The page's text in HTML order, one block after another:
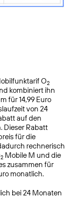
O2
kombiniert ihn
für 14,99 Euro
von 24
auf den
Dieser Rabatt
für die
rechnerisch
2 Mobile M und die
zusammen für
monatlich.
bei 24 Monaten